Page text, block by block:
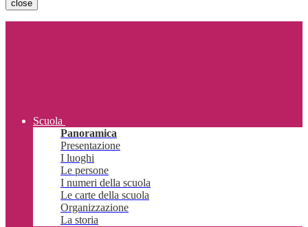
close
Scuola
Panoramica
Presentazione
I luoghi
Le persone
I numeri della scuola
Le carte della scuola
Organizzazione
La storia